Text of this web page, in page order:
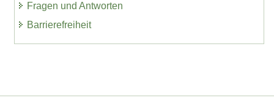
Fragen und Antworten
Barrierefreiheit